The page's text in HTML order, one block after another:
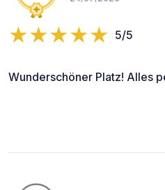
5/5
Wunderschöner Platz! Alles